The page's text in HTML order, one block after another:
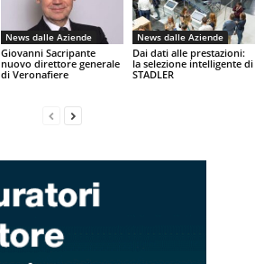
News dalle Aziende
Giovanni Sacripante
nuovo direttore generale
di Veronafiere
News dalle Aziende
Dai dati alle prestazioni:
la selezione intelligente di
STADLER